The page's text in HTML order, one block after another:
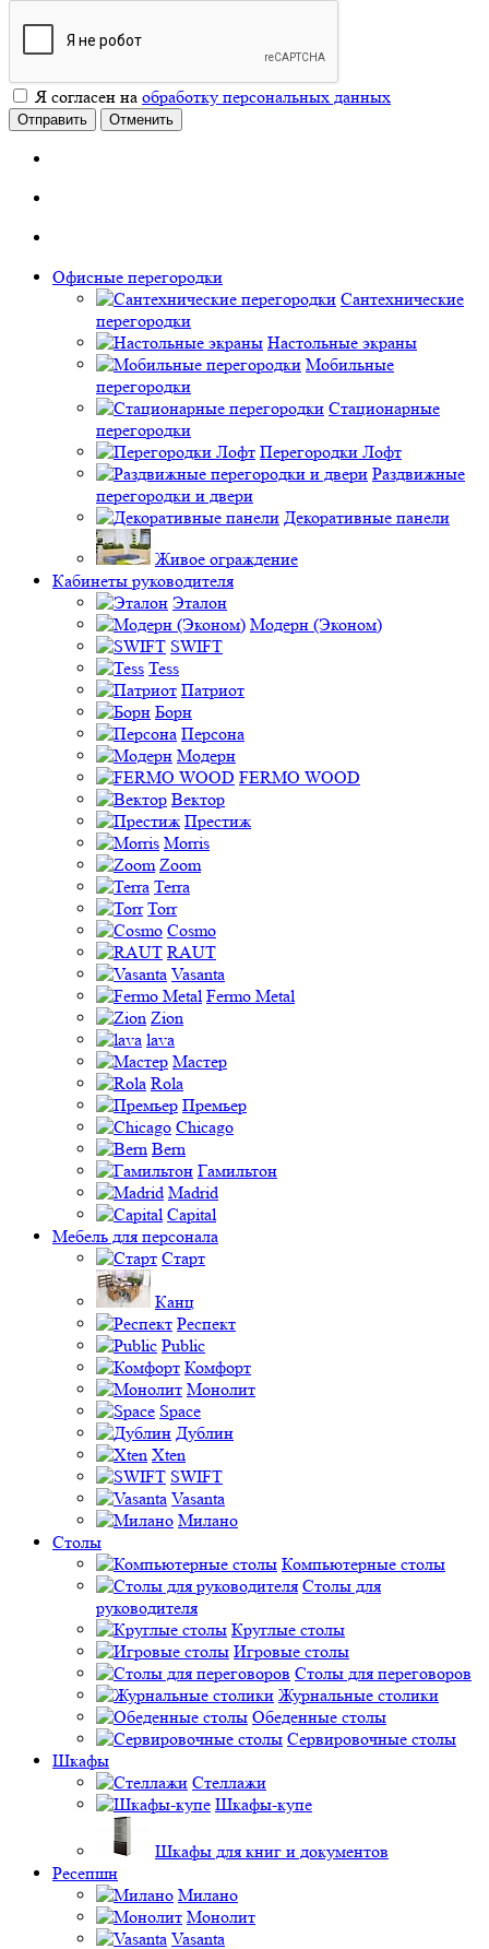
Я согласен на обработку персональных данных
Отправить Отменить
Офисные перегородки
Сантехнические
перегородки
Настольные экраны
Мобильные
перегородки
Стационарные
перегородки
Перегородки Лофт
Раздвижные
перегородки и двери
Декоративные панели
Живое ограждение
Кабинеты руководителя
Эталон
Модерн (Эконом)
SWIFT
Tess
Патриот
Борн
Персона
Модерн
FERMO WOOD
Вектор
Престиж
Morris
Zoom
Terra
Torr
Cosmo
RAUT
Vasanta
Fermo Metal
Zion
lava
Мастер
Rola
Премьер
Chicago
Bern
Гамильтон
Madrid
Capital
Мебель для персонала
Старт
Канц
Респект
Public
Комфорт
Монолит
Space
Дублин
Xten
SWIFT
Vasanta
Милано
Столы
Компьютерные столы
Столы для
руководителя
Круглые столы
Игровые столы
Столы для переговоров
Журнальные столики
Обеденные столы
Сервировочные столы
Шкафы
Стеллажи
Шкафы-купе
Шкафы для книг и документов
Ресепшн
Милано
Монолит
Vasanta